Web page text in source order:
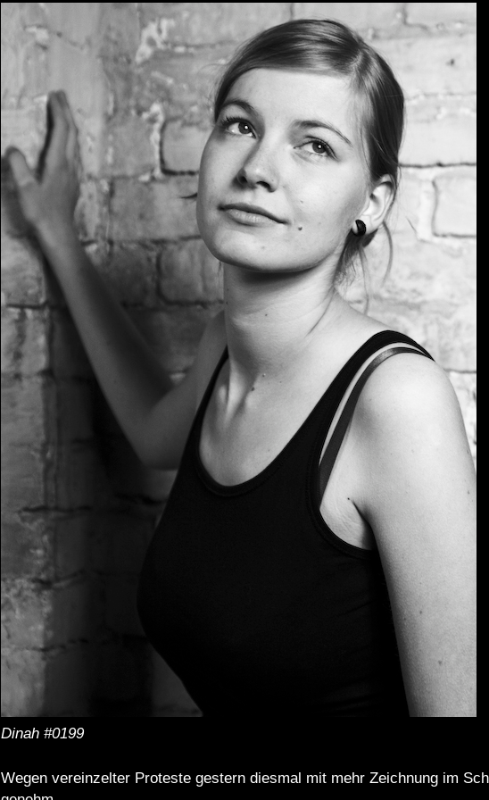
Dinah #0199
Wegen vereinzelter Proteste gestern diesmal mit mehr Zeichnung im